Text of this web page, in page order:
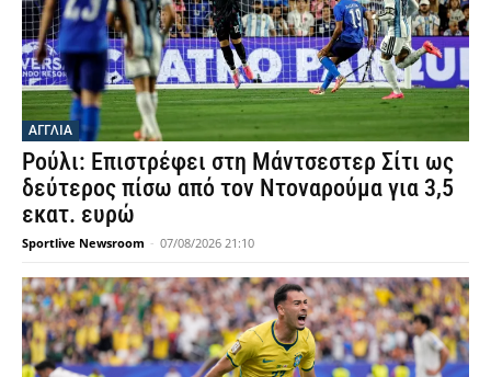
ΑΓΓΛΙΑ
Ρούλι: Επιστρέφει στη Μάντσεστερ Σίτι ως
δεύτερος πίσω από τον Ντοναρούμα για 3,5
εκατ. ευρώ
Sportlive Newsroom - 07/08/2026 21:10